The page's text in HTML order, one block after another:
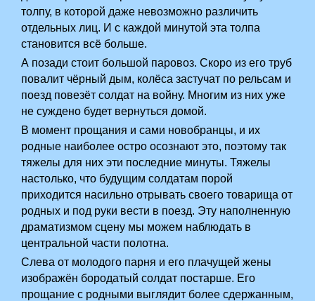
толпу, в которой даже невозможно различить
отдельных лиц. И с каждой минутой эта толпа
становится всё больше.
А позади стоит большой паровоз. Скоро из его труб
повалит чёрный дым, колёса застучат по рельсам и
поезд повезёт солдат на войну. Многим из них уже
не суждено будет вернуться домой.
В момент прощания и сами новобранцы, и их
родные наиболее остро осознают это, поэтому так
тяжелы для них эти последние минуты. Тяжелы
настолько, что будущим солдатам порой
приходится насильно отрывать своего товарища от
родных и под руки вести в поезд. Эту наполненную
драматизмом сцену мы можем наблюдать в
центральной части полотна.
Слева от молодого парня и его плачущей жены
изображён бородатый солдат постарше. Его
прощание с родными выглядит более сдержанным,